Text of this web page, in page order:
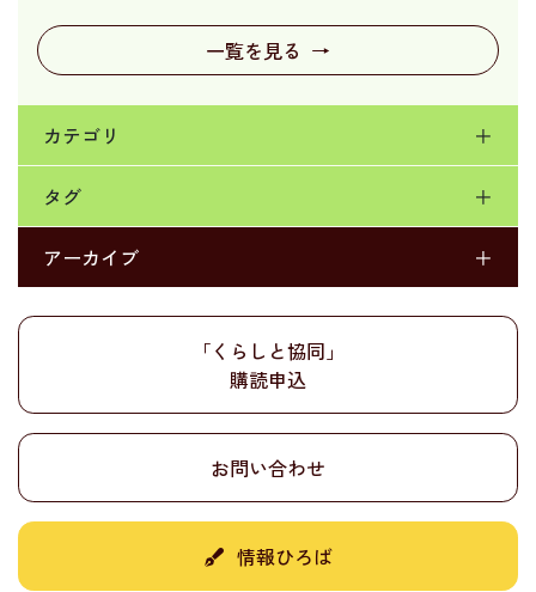
一覧を見る →
カテゴリ ＋
タグ ＋
アーカイブ ＋
「くらしと協同」
購読申込
お問い合わせ
情報ひろば